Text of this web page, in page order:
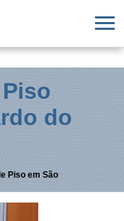
do
Piso em São